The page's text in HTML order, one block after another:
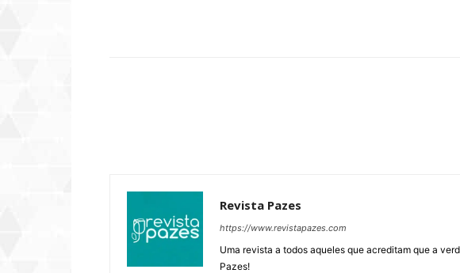
Revista Pazes
https://www.revistapazes.com
Uma revista a todos aqueles que acreditam que a
Pazes!